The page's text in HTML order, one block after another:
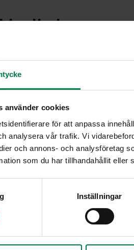
använder cookies
för att anpassa
analysera vår trafik. Vi
och annons- och analysföretag
som du har tillhandahållit
Inställningar
iso